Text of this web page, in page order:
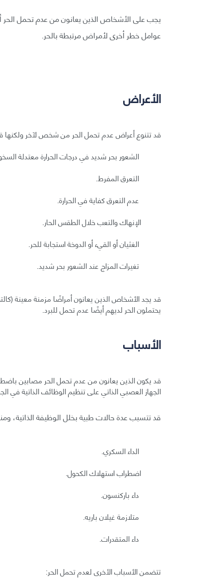
يجب على الأشخاص الذين يعانون من عدم تحمل الحر
عوامل خطر أخرى لأمراض مرتبطة بالحر.
الأعراض
قد تتنوع أعراض عدم تحمل الحر من شخص لآخر
الشعور بحر شديد في درجات الحرارة معتدلة
التعرق المفرط.
عدم التعرق كفاية في الحرارة.
الإنهاك والتعب خلال الطقس الحار.
الغثيان أو القيء أو الدوخة استجابة للحر.
تغيرات المزاج عند الشعور بحر شديد.
قد يجد الأشخاص الذين يعانون أمراضًا مزمنة معينة
يحتملون الحر لديهم أيضًا عدم تحمل للبرد.
الأسباب
قد يكون الذين يعانون من عدم تحمل الحر مصابين
الجهاز العصبي الذاتي على تنظيم الوظائف الذاتية
قد تتسبب عدة حالات طبية بخلل الوظيفة الذاتية،
الداء السكري.
اضطراب استهلاك الكحول.
داء باركنسون.
متلازمة غيلان باريه.
داء المتقدرات.
تتضمن الأسباب الأخرى لعدم تحمل الحر: